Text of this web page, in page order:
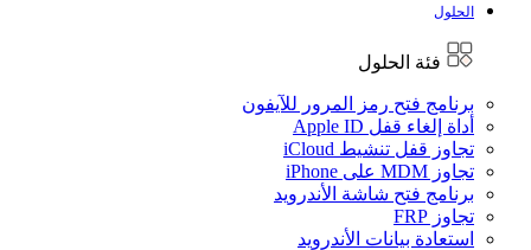
الحلول
فئة الحلول
برنامج فتح رمز المرور للآيفون
أداة إلغاء قفل Apple ID
تجاوز قفل تنشيط iCloud
تجاوز MDM على iPhone
برنامج فتح شاشة الأندرويد
تجاوز FRP
استعادة بيانات الأندرويد